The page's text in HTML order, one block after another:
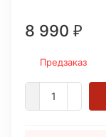
8 990 ₽
Предзаказ